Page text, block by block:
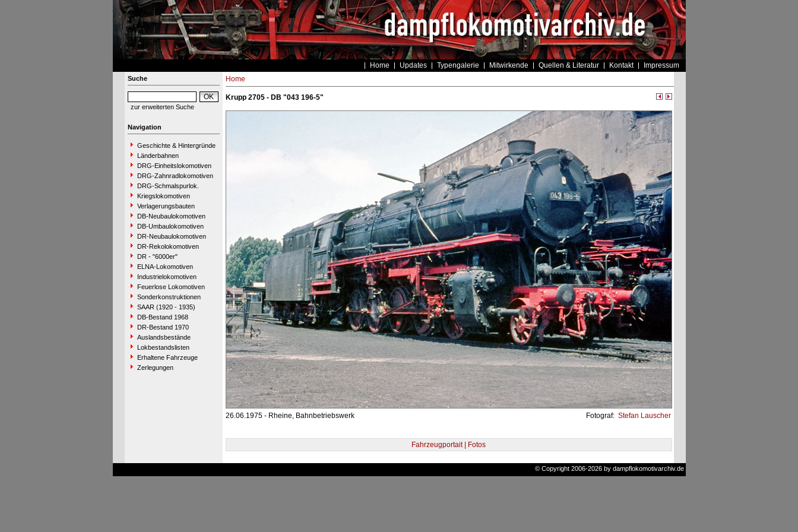
Home Updates Typengalerie Mitwirkende Quellen & Literatur Kontakt Impressum
Suche
zur erweiterten Suche
Navigation
Geschichte & Hintergründe
Länderbahnen
DRG-Einheitslokomotiven
DRG-Zahnradlokomotiven
DRG-Schmalspurlok.
Kriegslokomotiven
Verlagerungsbauten
DB-Neubaulokomotiven
DB-Umbaulokomotiven
DR-Neubaulokomotiven
DR-Rekolokomotiven
DR - "6000er"
ELNA-Lokomotiven
Industrielokomotiven
Feuerlose Lokomotiven
Sonderkonstruktionen
SAAR (1920 - 1935)
DB-Bestand 1968
DR-Bestand 1970
Auslandsbestände
Lokbestandslisten
Erhaltene Fahrzeuge
Zerlegungen
Home
Krupp 2705 - DB "043 196-5"
26.06.1975 - Rheine, Bahnbetriebswerk Fotograf: Stefan Lauscher
Fahrzeugportait | Fotos
© Copyright 2006-2026 by dampflokomotivarchiv.de